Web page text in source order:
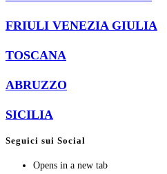
FRIULI VENEZIA GIULIA
TOSCANA
ABRUZZO
SICILIA
Seguici sui Social
Opens in a new tab